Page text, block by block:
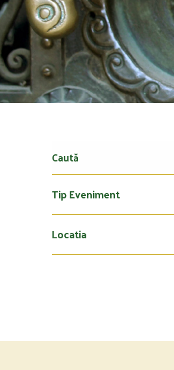
Tip Eveniment
Locatia